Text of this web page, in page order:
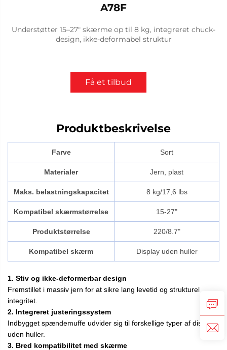
A78F
Understøtter 15–27" skærme op til 8 kg, integreret chuck-
design, ikke-deformabel struktur
Få et tilbud
Produktbeskrivelse
Farve Sort
Materialer Jern, plast
Maks. belastningskapacitet 8 kg/17,6 lbs
Kompatibel skærmstørrelse 15-27"
Produktstørrelse 220/8.7"
Kompatibel skærm Display uden huller
1. Stiv og ikke-deformerbar design
Fremstillet i massiv jern for at sikre lang levetid og strukturel
integritet.
2. Integreret justeringssystem
Indbygget spændemuffe udvider sig til forskellige typer af displays
uden huller.
3. Bred kompatibilitet med skærme